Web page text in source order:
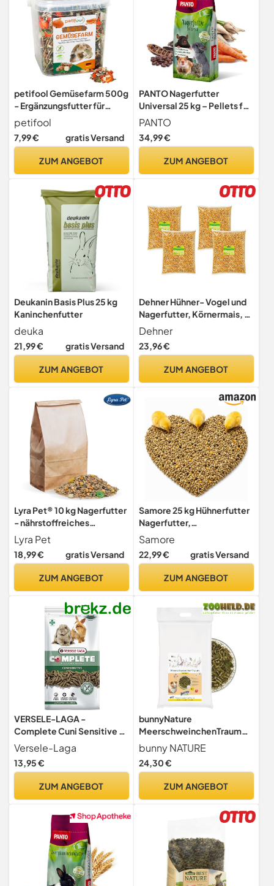
petifool Gemüsefarm 500g
- Ergänzungsfutter für
Nager - natürliches
Nagerfutter für Kaninchen,
Meerschweinchen,
- ohne künstliche Zusätze -
petifool
7,99 € gratis Versand
ZUM ANGEBOT
PANTO Nagerfutter
Universal 25 kg – Pellets für
Kaninchen, Hasen & Nager
PANTO
34,99 €
ZUM ANGEBOT
Deukanin Basis Plus 25 kg
Kaninchenfutter
deuka
21,99 € gratis Versand
ZUM ANGEBOT
Dehner Hühner- Vogel und
Nagerfutter, Körnermais, 4
x 2.5 kg (10 kg)
Dehner
23,96 €
ZUM ANGEBOT
Lyra Pet® 10 kg Nagerfutter
- nährstoffreiches
Alleinfutter für Nagetiere
Lyra Pet
18,99 € gratis Versand
ZUM ANGEBOT
Samore 25 kg Hühnerfutter
Nagerfutter,
Kaninchenfutter
Weizenkörner Getreide
natürlich Gentechnik frei
Samore
22,99 € gratis Versand
ZUM ANGEBOT
VERSELE-LAGA -
Complete Cuni Sensitive -
Leicht verdauliches
extrudiertes Alleinfutter für
empfindliche Kaninchen -
Versele-Laga
13,95 €
ZUM ANGEBOT
bunnyNature
MeerschweinchenTraum
Basic - Meerschweinchen
Alleinfuttermittel ab dem
5. Lebensmonat - 63
C & Superfood - 4kg
bunny NATURE
24,30 €
ZUM ANGEBOT